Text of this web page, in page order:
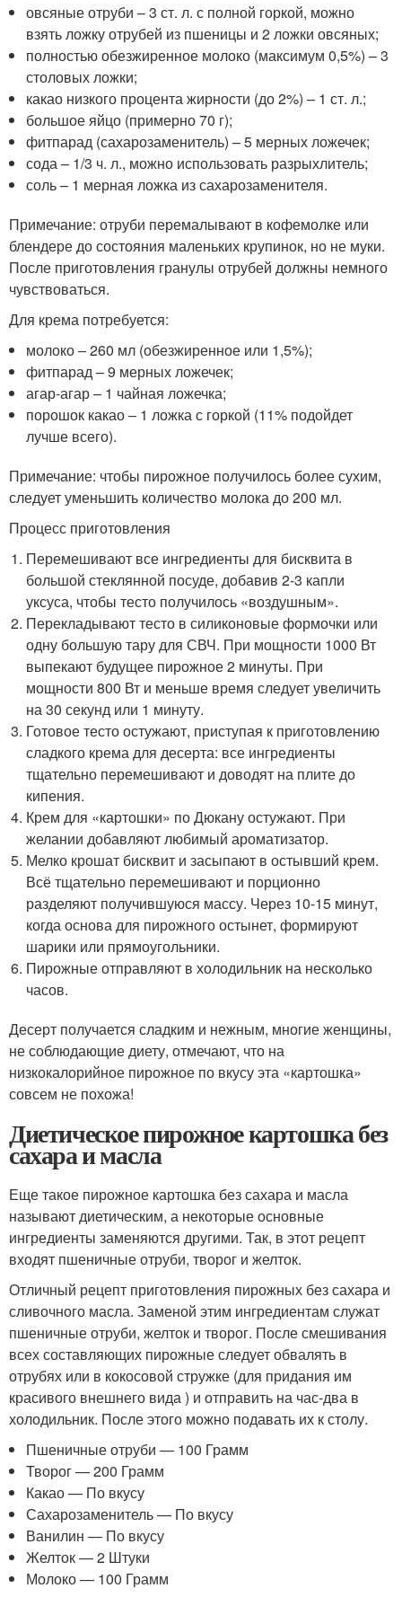
овсяные отруби – 3 ст. л. с полной горкой, можно
взять ложку отрубей из пшеницы и 2 ложки овсяных;
полностью обезжиренное молоко (максимум 0,5%) – 3
столовых ложки;
какао низкого процента жирности (до 2%) – 1 ст. л.;
большое яйцо (примерно 70 г);
фитпарад (сахарозаменитель) – 5 мерных ложечек;
сода – 1/3 ч. л., можно использовать разрыхлитель;
соль – 1 мерная ложка из сахарозаменителя.
Примечание: отруби перемалывают в кофемолке или
блендере до состояния маленьких крупинок, но не муки.
После приготовления гранулы отрубей должны немного
чувствоваться.
Для крема потребуется:
молоко – 260 мл (обезжиренное или 1,5%);
фитпарад – 9 мерных ложечек;
агар-агар – 1 чайная ложечка;
порошок какао – 1 ложка с горкой (11% подойдет
лучше всего).
Примечание: чтобы пирожное получилось более сухим,
следует уменьшить количество молока до 200 мл.
Процесс приготовления
Перемешивают все ингредиенты для бисквита в
большой стеклянной посуде, добавив 2-3 капли
уксуса, чтобы тесто получилось «воздушным».
Перекладывают тесто в силиконовые формочки или
одну большую тару для СВЧ. При мощности 1000 Вт
выпекают будущее пирожное 2 минуты. При
мощности 800 Вт и меньше время следует увеличить
на 30 секунд или 1 минуту.
Готовое тесто остужают, приступая к приготовлению
сладкого крема для десерта: все ингредиенты
тщательно перемешивают и доводят на плите до
кипения.
Крем для «картошки» по Дюкану остужают. При
желании добавляют любимый ароматизатор.
Мелко крошат бисквит и засыпают в остывший крем.
Всё тщательно перемешивают и порционно
разделяют получившуюся массу. Через 10-15 минут,
когда основа для пирожного остынет, формируют
шарики или прямоугольники.
Пирожные отправляют в холодильник на несколько
часов.
Десерт получается сладким и нежным, многие женщины,
не соблюдающие диету, отмечают, что на
низкокалорийное пирожное по вкусу эта «картошка»
совсем не похожа!
Диетическое пирожное картошка без
сахара и масла
Еще такое пирожное картошка без сахара и масла
называют диетическим, а некоторые основные
ингредиенты заменяются другими. Так, в этот рецепт
входят пшеничные отруби, творог и желток.
Отличный рецепт приготовления пирожных без сахара и
сливочного масла. Заменой этим ингредиентам служат
пшеничные отруби, желток и творог. После смешивания
всех составляющих пирожные следует обвалять в
отрубях или в кокосовой стружке (для придания им
красивого внешнего вида ) и отправить на час-два в
холодильник. После этого можно подавать их к столу.
Пшеничные отруби — 100 Грамм
Творог — 200 Грамм
Какао — По вкусу
Сахарозаменитель — По вкусу
Ванилин — По вкусу
Желток — 2 Штуки
Молоко — 100 Грамм